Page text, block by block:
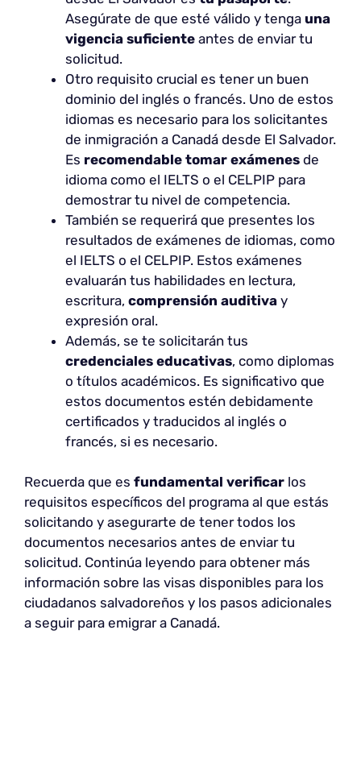
Asegúrate de que esté válido y tenga una
vigencia suficiente antes de enviar tu
solicitud.
Otro requisito crucial es tener un buen
dominio del inglés o francés. Uno de estos
idiomas es necesario para los solicitantes
de inmigración a Canadá desde El Salvador.
Es recomendable tomar exámenes de
idioma como el IELTS o el CELPIP para
demostrar tu nivel de competencia.
También se requerirá que presentes los
resultados de exámenes de idiomas, como
el IELTS o el CELPIP. Estos exámenes
evaluarán tus habilidades en lectura,
escritura, comprensión auditiva y
expresión oral.
Además, se te solicitarán tus
credenciales educativas, como diplomas
o títulos académicos. Es significativo que
estos documentos estén debidamente
certificados y traducidos al inglés o
francés, si es necesario.
Recuerda que es fundamental verificar los
requisitos específicos del programa al que estás
solicitando y asegurarte de tener todos los
documentos necesarios antes de enviar tu
solicitud. Continúa leyendo para obtener más
información sobre las visas disponibles para los
ciudadanos salvadoreños y los pasos adicionales
a seguir para emigrar a Canadá.